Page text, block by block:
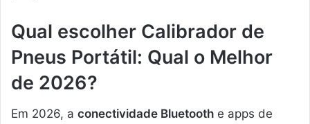
Qual escolher Calibrador de
Pneus Portátil: Qual o Melhor
de 2026?
Em 2026, a conectividade Bluetooth e apps de